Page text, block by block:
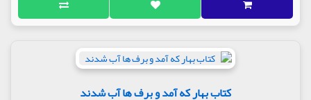
کتاب بهار که آمد و برف ها آب شدند